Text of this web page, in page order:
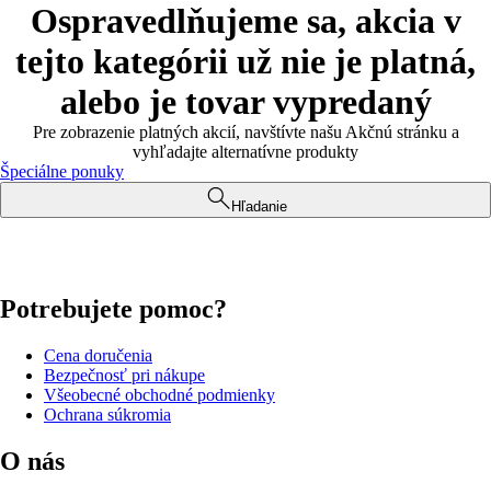
Ospravedlňujeme sa, akcia v
tejto kategórii už nie je platná,
alebo je tovar vypredaný
Pre zobrazenie platných akcií, navštívte našu Akčnú stránku a
vyhľadajte alternatívne produkty
Špeciálne ponuky
Hľadanie
Potrebujete pomoc?
Cena doručenia
Bezpečnosť pri nákupe
Všeobecné obchodné podmienky
Ochrana súkromia
O nás